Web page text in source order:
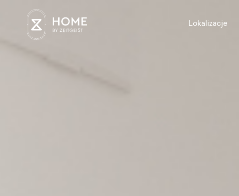
Lokalizacje